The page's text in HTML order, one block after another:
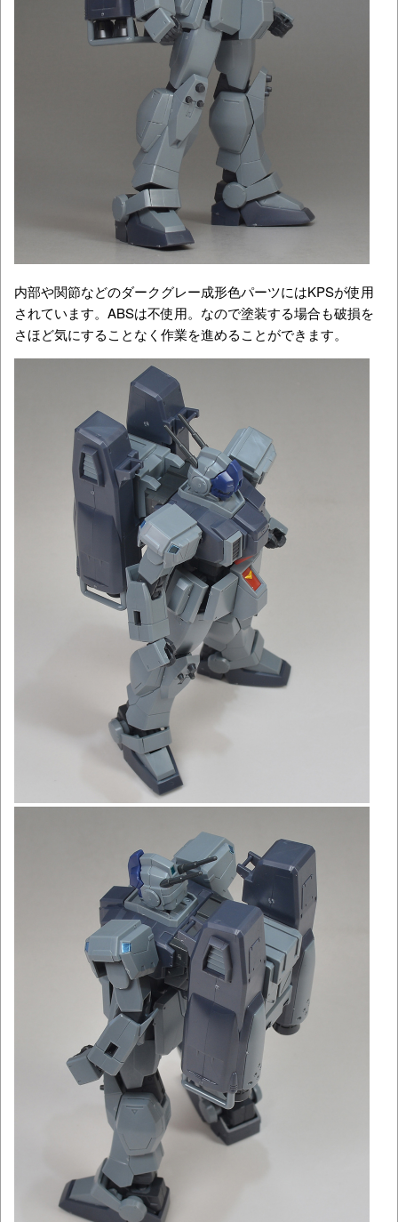
内部や関節などのダークグレー成形色パーツにはKPSが使用
されています。ABSは不使用。なので塗装する場合も破損を
さほど気にすることなく作業を進めることができます。